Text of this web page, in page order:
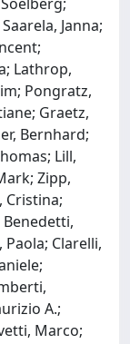
Janna;
Lathrop,
Pongratz,
Graetz,
Bernhard;
Lill,
Zipp,
Cristina;
Clarelli,
A.;
Marco;